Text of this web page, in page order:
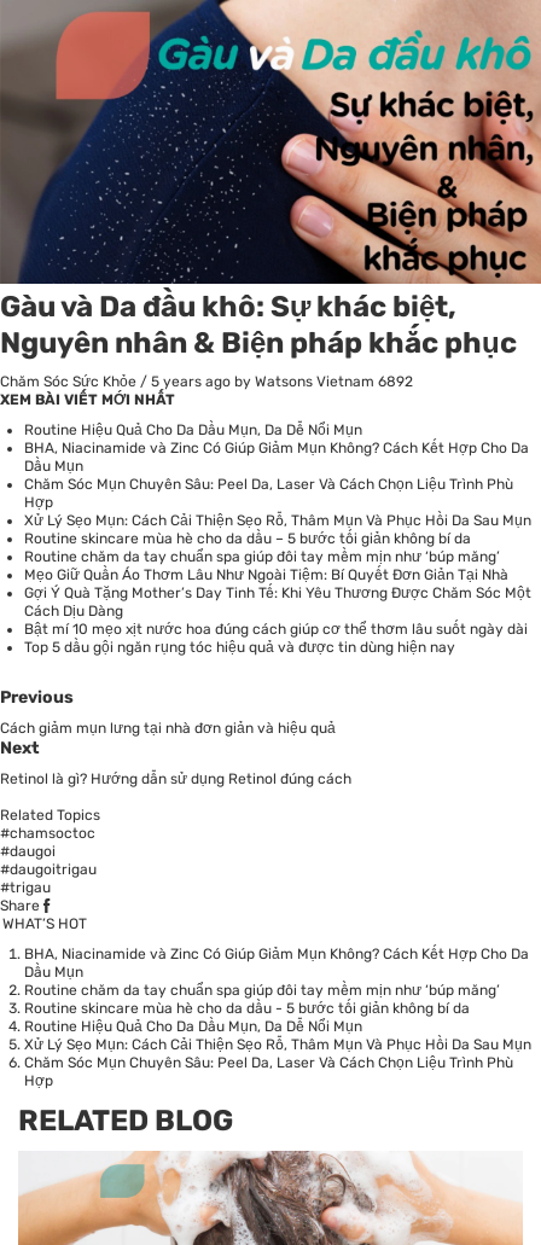
Gàu và Da đầu khô: Sự khác biệt,
Nguyên nhân & Biện pháp khắc phục
Chăm Sóc Sức Khỏe / 5 years ago by Watsons Vietnam 6892
XEM BÀI VIẾT MỚI NHẤT
Routine Hiệu Quả Cho Da Dầu Mụn, Da Dễ Nổi Mụn
BHA, Niacinamide và Zinc Có Giúp Giảm Mụn Không? Cách Kết Hợp Cho Da
Dầu Mụn
Chăm Sóc Mụn Chuyên Sâu: Peel Da, Laser Và Cách Chọn Liệu Trình Phù
Hợp
Xử Lý Sẹo Mụn: Cách Cải Thiện Sẹo Rỗ, Thâm Mụn Và Phục Hồi Da Sau Mụn
Routine skincare mùa hè cho da dầu – 5 bước tối giản không bí da
Routine chăm da tay chuẩn spa giúp đôi tay mềm mịn như ‘búp măng’
Mẹo Giữ Quần Áo Thơm Lâu Như Ngoài Tiệm: Bí Quyết Đơn Giản Tại Nhà
Gợi Ý Quà Tặng Mother’s Day Tinh Tế: Khi Yêu Thương Được Chăm Sóc Một
Cách Dịu Dàng
Bật mí 10 mẹo xịt nước hoa đúng cách giúp cơ thể thơm lâu suốt ngày dài
Top 5 dầu gội ngăn rụng tóc hiệu quả và được tin dùng hiện nay
Previous
Cách giảm mụn lưng tại nhà đơn giản và hiệu quả
Next
Retinol là gì? Hướng dẫn sử dụng Retinol đúng cách
Related Topics
#chamsoctoc
#daugoi
#daugoitrigau
#trigau
Share
WHAT’S HOT
BHA, Niacinamide và Zinc Có Giúp Giảm Mụn Không? Cách Kết Hợp Cho Da
Dầu Mụn
Routine chăm da tay chuẩn spa giúp đôi tay mềm mịn như ‘búp măng’
Routine skincare mùa hè cho da dầu - 5 bước tối giản không bí da
Routine Hiệu Quả Cho Da Dầu Mụn, Da Dễ Nổi Mụn
Xử Lý Sẹo Mụn: Cách Cải Thiện Sẹo Rỗ, Thâm Mụn Và Phục Hồi Da Sau Mụn
Chăm Sóc Mụn Chuyên Sâu: Peel Da, Laser Và Cách Chọn Liệu Trình Phù
Hợp
RELATED BLOG